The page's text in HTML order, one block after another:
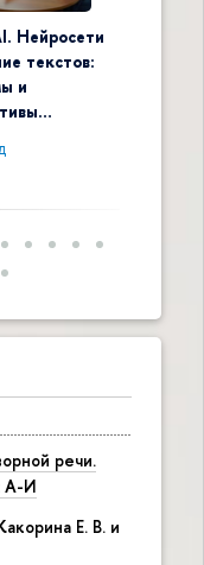
Нейросети
текстов:
и
речи.
А-И
Е. В. и